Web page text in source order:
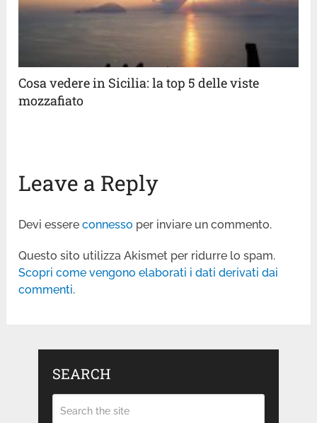
Cosa vedere in Sicilia: la top 5 delle viste
mozzafiato
Leave a Reply
Devi essereconnesso per inviare un commento.
Questo sito utilizza Akismet per ridurre lo spam.
Scopri come vengono elaborati i dati derivati dai
commenti.
SEARCH